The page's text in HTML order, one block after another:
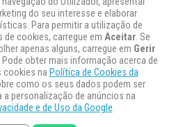
do seu interesse e elaborar
Para permitir a utilização de
cookies, carregue em Aceitar. Se
apenas alguns, carregue em Gerir
Pode obter mais informação acerca de
na Política de Cookies da
como os seus dados podem ser
a personalização de anúncios na
e de Uso da Google.